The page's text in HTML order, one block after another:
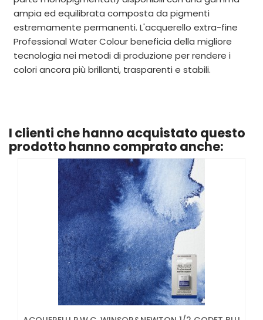
ampia ed equilibrata composta da pigmenti
estremamente permanenti. L'acquerello extra-fine
Professional Water Colour beneficia della migliore
tecnologia nei metodi di produzione per rendere i
colori ancora più brillanti, trasparenti e stabili.
I clienti che hanno acquistato questo
prodotto hanno comprato anche: